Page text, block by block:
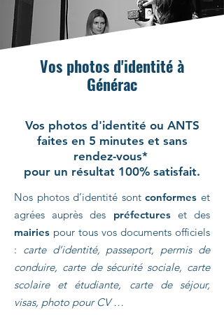
Vos photos d'identité à
Générac
Vos photos d'identité ou ANTS
faites en 5 minutes et sans
rendez-vous*
pour un résultat 100% satisfait.
Nos photos d’identité sontconformes et
agrées auprès des préfectureset des
mairies pour tous vos documents officiels
: carte d’identité, passeport, permis de
conduire, carte de sécurité sociale, carte
scolaire et étudiante, carte de séjour,
visas, photo pour CV …